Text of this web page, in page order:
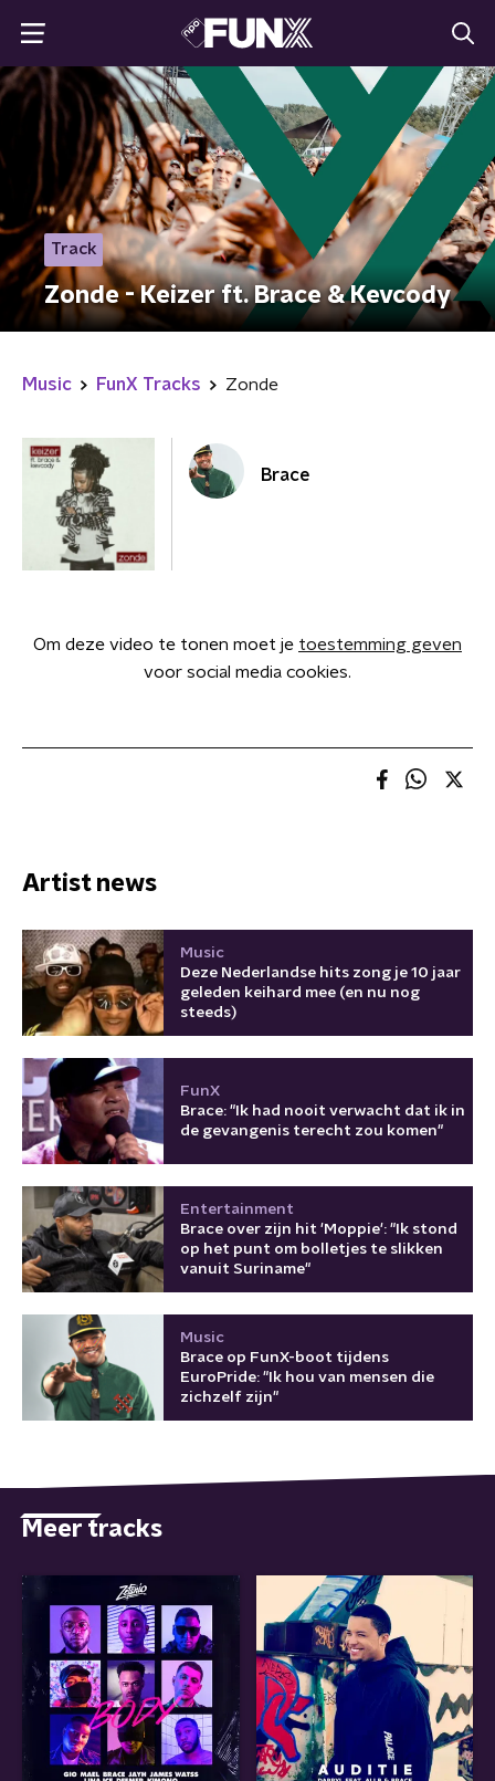
Track
Zonde - Keizer ft. Brace & Kevcody
Music FunX Tracks Zonde
Brace
Om deze video te tonen moet je toestemming geven
voor social media cookies.
Artist news
Music
Deze Nederlandse hits zong je 10 jaar
geleden keihard mee (en nu nog
steeds)
FunX
Brace: "Ik had nooit verwacht dat ik in
de gevangenis terecht zou komen"
Entertainment
Brace over zijn hit 'Moppie': "Ik stond
op het punt om bolletjes te slikken
vanuit Suriname"
Music
Brace op FunX-boot tijdens
EuroPride: "Ik hou van mensen die
zichzelf zijn"
Meer tracks